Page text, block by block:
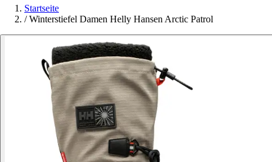
Startseite
/ Winterstiefel Damen Helly Hansen Arctic Patrol